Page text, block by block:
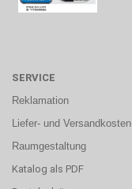
SERVICE
Reklamation
Liefer- und Versandkosten
Raumgestaltung
Katalog als PDF